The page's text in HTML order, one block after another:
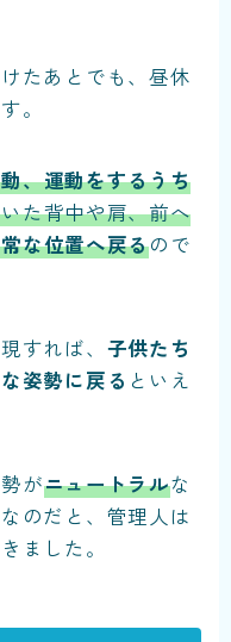
たあとでも、昼休
。
、運動をするうち
た背中や肩、前へ
な位置へ戻るので
すれば、 子供たち
姿勢に戻る といえ
がニュートラルな
のだと、管理人は
ました。